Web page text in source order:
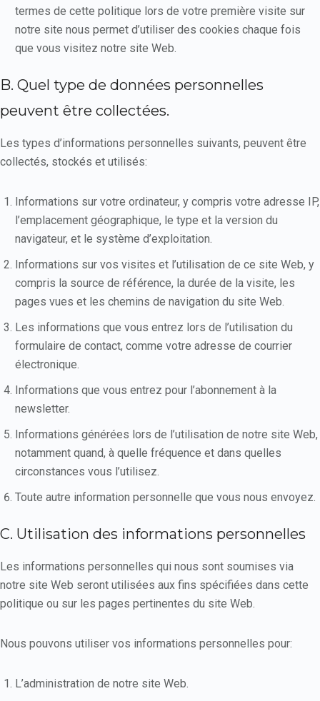
termes de cette politique lors de votre première visite sur
notre site nous permet d’utiliser des cookies chaque fois
que vous visitez notre site Web.
B. Quel type de données personnelles
peuvent être collectées.
Les types d’informations personnelles suivants, peuvent être
collectés, stockés et utilisés:
Informations sur votre ordinateur, y compris votre adresse IP,
l’emplacement géographique, le type et la version du
navigateur, et le système d’exploitation.
Informations sur vos visites et l’utilisation de ce site Web, y
compris la source de référence, la durée de la visite, les
pages vues et les chemins de navigation du site Web.
Les informations que vous entrez lors de l’utilisation du
formulaire de contact, comme votre adresse de courrier
électronique.
Informations que vous entrez pour l’abonnement à la
newsletter.
Informations générées lors de l’utilisation de notre site Web,
notamment quand, à quelle fréquence et dans quelles
circonstances vous l’utilisez.
Toute autre information personnelle que vous nous envoyez.
C. Utilisation des informations personnelles
Les informations personnelles qui nous sont soumises via
notre site Web seront utilisées aux fins spécifiées dans cette
politique ou sur les pages pertinentes du site Web.
Nous pouvons utiliser vos informations personnelles pour:
L’administration de notre site Web.